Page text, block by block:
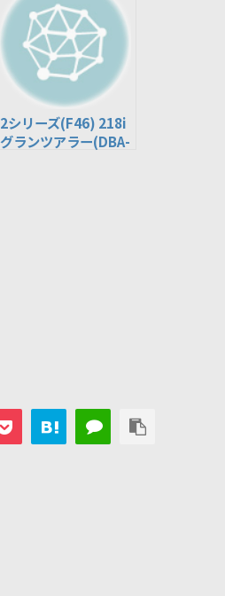
2シリーズ(F46) 218i
グランツアラー(DBA-